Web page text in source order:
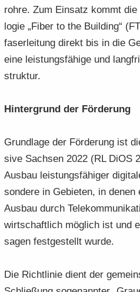
roh­re. Zum Ein­satz kommt
lo­gie „Fiber to the Buil­ding“
fa­ser­lei­tung di­rekt bis in die
eine leis­tungs­fä­hi­ge und
struk­tur.
Hin­ter­grund der För­de­rung
Grund­la­ge der För­de­rung ist
si­ve Sach­sen 2022 (RL DiOS
Aus­bau leis­tungs­fä­hi­ger
son­de­re in Ge­bie­ten, in
Aus­bau durch
wirt­schaft­lich mög­lich ist und
sa­gen fest­ge­stellt wurde.
Die Richt­li­nie dient der